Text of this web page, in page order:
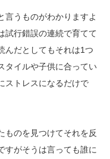
言うものがわかりますよ
試行錯誤の連続で育てて
んだとしてもそれは1つ
タイルや子供に合ってい
ストレスになるだけで
ものを見つけてそれを反
すがそうは言っても誰に